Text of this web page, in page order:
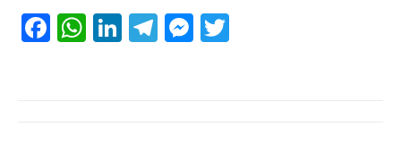
F
W
Li
T
M